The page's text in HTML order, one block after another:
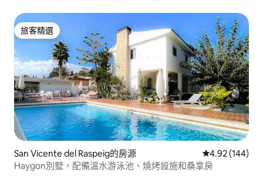
旅客精選
旅客精選
San Vicente del Raspeig的房源 從 144 則評價
4.92 (144)
Haygon別墅，配備溫水游泳池、燒烤設施和桑拿房